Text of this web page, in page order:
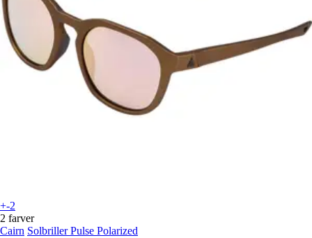
+-2
2 farver
Cairn Solbriller Pulse Polarized